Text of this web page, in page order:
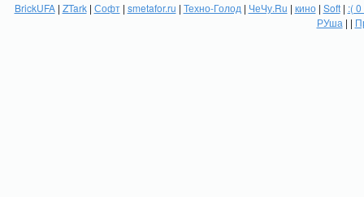
BrickUFA| ZTark| Софт| smetafor.ru | Техно-Голод | ЧеЧу.Ru | кино| Soft| :(
РУша | |